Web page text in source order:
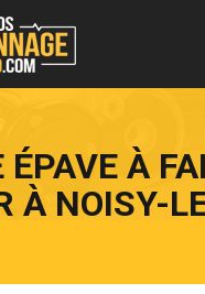
ÉPAVE À
À NOISY-